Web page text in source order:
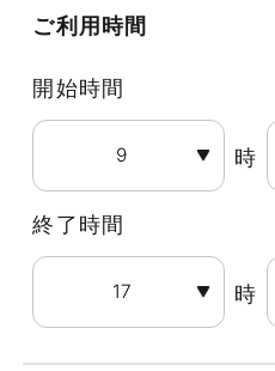
ご利用時間
開始時間
時
終了時間
時